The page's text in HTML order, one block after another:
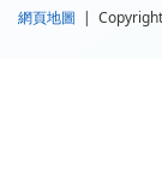
網頁地圖 |